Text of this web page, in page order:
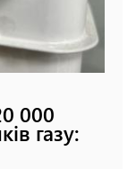
000
газу: